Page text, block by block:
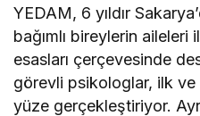
YEDAM, 6 yıldır
bağımlı bireylerin aileleri
esasları çerçevesinde
görevli psikologlar, ilk
yüze gerçekleştiriyor.